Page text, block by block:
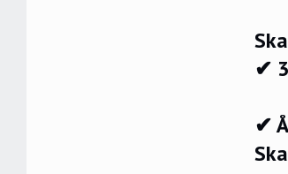
✔
✔